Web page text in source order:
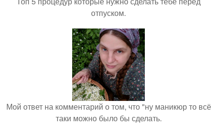
отпуском.
Мой ответ на комментарий о том, что "ну маникюр то всё
таки можно было бы сделать.